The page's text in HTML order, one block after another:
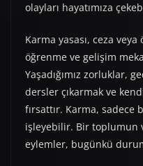
olayları hayatımıza
Karma yasası, ceza
öğrenme ve gelişim
Yaşadığımız zorluklar,
dersler çıkarmak ve
fırsattır. Karma, sadece
işleyebilir. Bir toplumun
eylemler, bugünkü